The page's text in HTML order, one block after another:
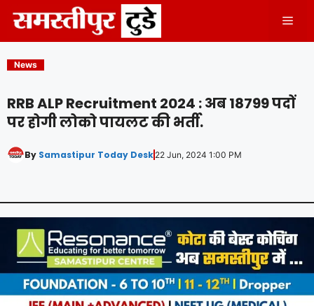
content
News
RRB ALP Recruitment 2024 : अब 18799 पदों
पर होगी लोको पायलट की भर्ती.
By Samastipur Today Desk 22 Jun, 2024 1:00 PM